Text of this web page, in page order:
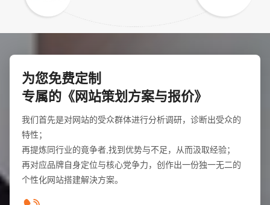
为您免费定制
专属的《网站策划方案与报价》
我们首先是对网站的受众群体进行分析调研，诊断出受众的
特性；
再提炼同行业的竟争者,找到优势与不足，从而汲取经验；
再对应品牌自身定位与核心党争力，创作出一份独一无二的
个性化网站搭建解決方案。
3万-5万